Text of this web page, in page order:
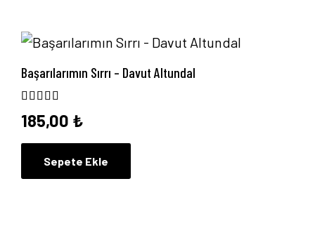
Başarılarımın Sırrı – Davut Altundal
185,00 ₺
Sepete Ekle